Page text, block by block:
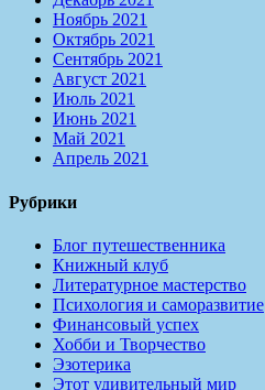
Ноябрь 2021
Октябрь 2021
Сентябрь 2021
Август 2021
Июль 2021
Июнь 2021
Май 2021
Апрель 2021
Рубрики
Блог путешественника
Книжный клуб
Литературное мастерство
Психология и саморазвитие
Финансовый успех
Хобби и Творчество
Эзотерика
Этот удивительный мир